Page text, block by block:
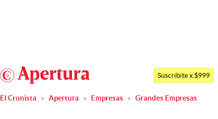
Argentina
México
Members
Economía y Política
Suscribite x $999
El Cronista Apertura Empresas Grandes Empresas